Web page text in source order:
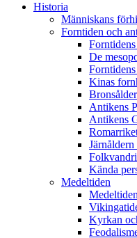
Historia
Människans
Forntiden och
De
Kinas
Antikens
Antikens
Kända
Medeltiden
Kyrkan